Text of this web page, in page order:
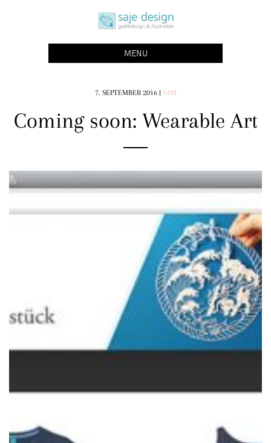
saje design bonn
grafikdesign | buchgestaltung | illustration
MENU
7. SEPTEMBER 2016 | SAM
Coming soon: Wearable Art